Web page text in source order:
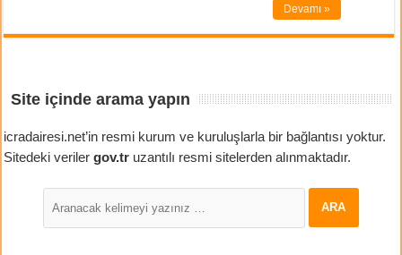
Devamı »
Site içinde arama yapın
icradairesi.net’in resmi kurum ve kuruluşlarla bir bağlantısı yoktur.
Sitedeki verilergov.tr uzantılı resmi sitelerden alınmaktadır.